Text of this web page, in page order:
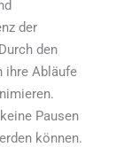
der
den
ihre Abläufe
Pausen
können.